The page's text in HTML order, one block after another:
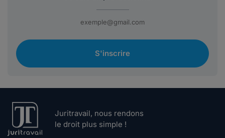
S'inscrire
Juritravail, nous rendons
le droit plus simple !